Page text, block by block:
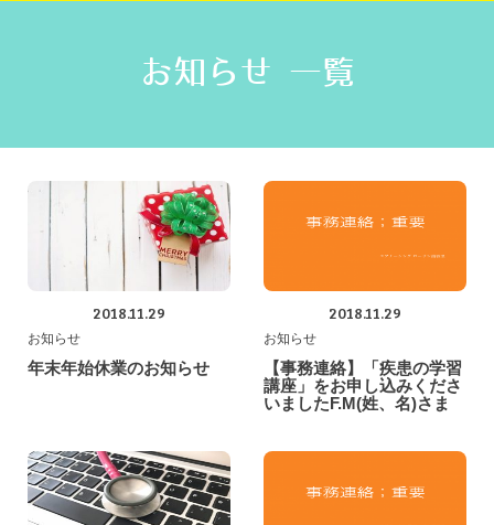
お知らせ 一覧
2018.11.29
お知らせ
年末年始休業のお知らせ
2018.11.29
お知らせ
【事務連絡】「疾患の学習
講座」をお申し込みくださ
いましたF.M(姓、名)さま